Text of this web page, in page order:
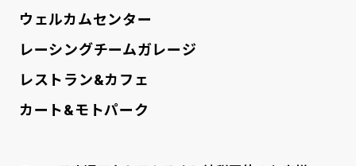
ウェルカムセンター
レーシングチームガレージ
レストラン&カフェ
カート&モトパーク